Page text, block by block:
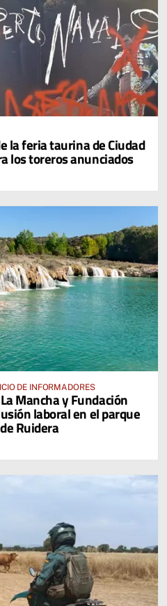
la feria taurina de Ciudad
los toreros anunciados
DE INFORMADORES
Mancha y Fundación
laboral en el parque
Ruidera